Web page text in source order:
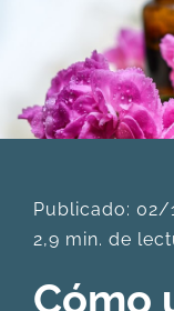
DESCARGAS
PRODUCTOS
ARTÍCULOS
ACERCA
Publicado: 02/
2,9 min. de
Cómo